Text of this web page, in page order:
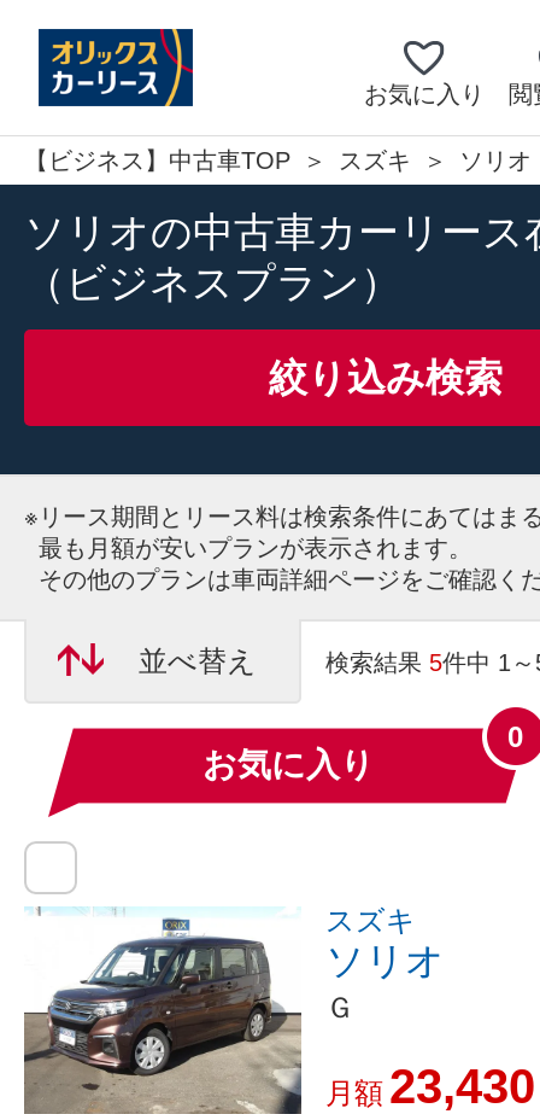
お気に入り 閲
【ビジネス】中古車TOP スズキ ソリオ
ソリオの中古車カーリース
（ビジネスプラン）
絞り込み検索
※ リース期間とリース料は検索条件にあてはま
最も月額が安いプランが表示されます。
その他のプランは車両詳細ページをご確認く
並べ替え 検索結果 5件中 1
お気に入り
0
スズキ
ソリオ
Ｇ
月額 23,430